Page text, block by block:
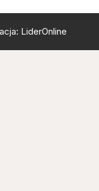
LiderOnline